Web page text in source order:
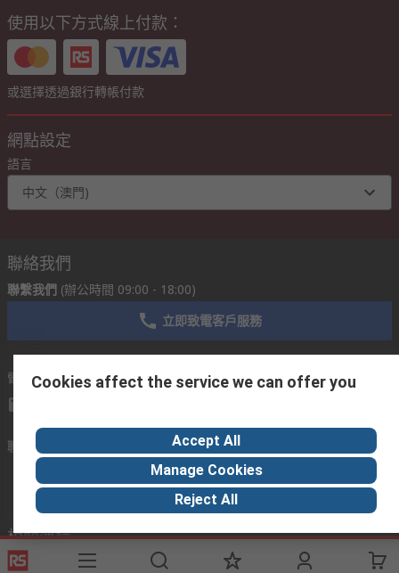
使用以下方式線上付款：
或選擇透過銀行轉帳付款
網點設定
語言
中文（澳門)
聯絡我們
聯繫我們 (辦公時間 09:00 - 18:00)
立即致電客戶服務
電郵我們 我們一般會在 24 小時內回覆
聯繫我們
相關連結
服務 法律
Cookies affect the service we can offer you
Accept All
Manage Cookies
Reject All